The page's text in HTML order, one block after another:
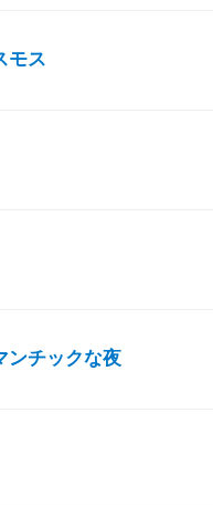
モス
ンチックな夜